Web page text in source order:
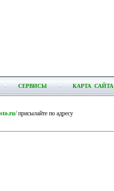
СЕРВИСЫ КАРТА САЙТА
присылайте по адресу